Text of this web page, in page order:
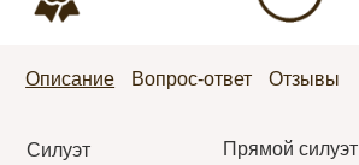
Описание Вопрос-ответ Отзывы
Силуэт
Прямой силуэт